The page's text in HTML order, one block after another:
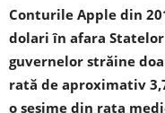
Conturile Apple din
dolari în afara
guvernelor străine
rată de aproximativ
o șesime din rata